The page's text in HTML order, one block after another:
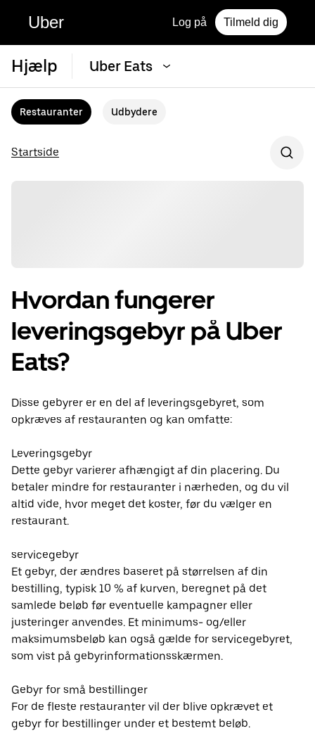
Uber Log på Tilmeld dig
Hjælp Uber Eats
Restauranter Udbydere
Startside
Hvordan fungerer
leveringsgebyr på Uber
Eats?
Disse gebyrer er en del af leveringsgebyret, som
opkræves af restauranten og kan omfatte:
Leveringsgebyr
Dette gebyr varierer afhængigt af din placering. Du
betaler mindre for restauranter i nærheden, og du vil
altid vide, hvor meget det koster, før du vælger en
restaurant.
servicegebyr
Et gebyr, der ændres baseret på størrelsen af din
bestilling, typisk 10 % af kurven, beregnet på det
samlede beløb før eventuelle kampagner eller
justeringer anvendes. Et minimums- og/eller
maksimumsbeløb kan også gælde for servicegebyret,
som vist på gebyrinformationsskærmen.
Gebyr for små bestillinger
For de fleste restauranter vil der blive opkrævet et
gebyr for bestillinger under et bestemt beløb.